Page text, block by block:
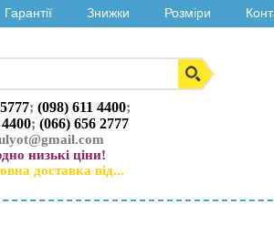
Гарантії Знижки Розміри
; (098) 611 4400;
; (066) 656 2777
низькі ціни!
доставка від...